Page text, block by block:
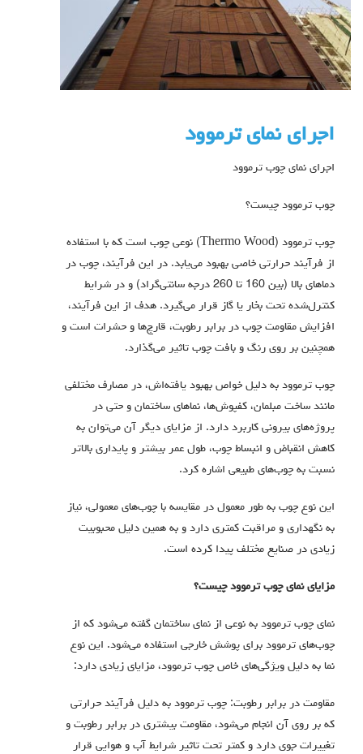
اجرای نمای ترموود
اجرای نمای چوب ترموود
چوب ترموود چیست؟
چوب ترموود (Thermo Wood) نوعی چوب است که با استفاده
از فرآیند حرارتی خاصی بهبود می‌یابد. در این فرآیند، چوب در
دماهای بالا (بین 160 تا 260 درجه سانتی‌گراد) و در شرایط
کنترل‌شده تحت بخار یا گاز قرار می‌گیرد. هدف از این فرآیند،
افزایش مقاومت چوب در برابر رطوبت، قارچ‌ها و حشرات است و
همچنین بر روی رنگ و بافت چوب تاثیر می‌گذارد.
چوب ترموود به دلیل خواص بهبود یافته‌اش، در مصارف مختلفی
مانند ساخت مبلمان، کفپوش‌ها، نماهای ساختمان و حتی در
پروژه‌های بیرونی کاربرد دارد. از مزایای دیگر آن می‌توان به
کاهش انقباض و انبساط چوب، طول عمر بیشتر و پایداری بالاتر
نسبت به چوب‌های طبیعی اشاره کرد.
این نوع چوب به طور معمول در مقایسه با چوب‌های معمولی، نیاز
به نگهداری و مراقبت کمتری دارد و به همین دلیل محبوبیت
زیادی در صنایع مختلف پیدا کرده است.
مزایای نمای چوب ترموود چیست؟
نمای چوب ترموود به نوعی از نمای ساختمان گفته می‌شود که از
چوب‌های ترموود برای پوشش خارجی استفاده می‌شود. این نوع
نما به دلیل ویژگی‌های خاص چوب ترموود، مزایای زیادی دارد:
مقاومت در برابر رطوبت: چوب ترموود به دلیل فرآیند حرارتی
که بر روی آن انجام می‌شود، مقاومت بیشتری در برابر رطوبت و
تغییرات جوی دارد و کمتر تحت تاثیر شرایط آب و هوایی قرار